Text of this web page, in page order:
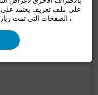
على ملف تعريف يعتمد على
، الصفحات التي تمت